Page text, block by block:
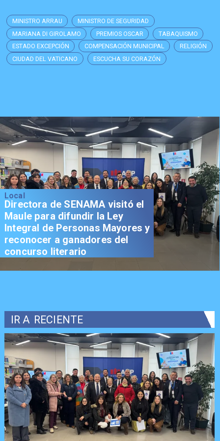
MINISTRO ARRAU
MINISTRO DE SEGURIDAD
MARIANA DI GIROLAMO
PREMIOS OSCAR
TABAQUISMO
ESTADO EXCEPCIÓN
COMPENSACIÓN MUNICIPAL
RELIGIÓN
CIUDAD DEL VATICANO
ESCUCHA SU CORAZÓN
Local
Directora de SENAMA visitó el
Maule para difundir la Ley
Integral de Personas Mayores y
reconocer a ganadores del
concurso literario
IR A RECIENTE